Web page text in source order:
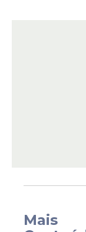
titulação
Mais